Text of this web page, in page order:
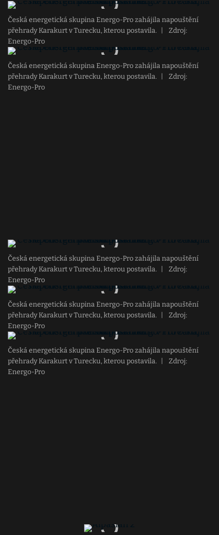
Česká energetická skupina Energo-Pro zahájila napouštění
přehrady Karakurt v Turecku, kterou postavila.
Zdroj:
Energo-Pro
Česká energetická skupina Energo-Pro zahájila napouštění
přehrady Karakurt v Turecku, kterou postavila.
Zdroj:
Energo-Pro
Česká energetická skupina Energo-Pro zahájila napouštění
přehrady Karakurt v Turecku, kterou postavila.
Zdroj:
Energo-Pro
Česká energetická skupina Energo-Pro zahájila napouštění
přehrady Karakurt v Turecku, kterou postavila.
Zdroj:
Energo-Pro
Česká energetická skupina Energo-Pro zahájila napouštění
přehrady Karakurt v Turecku, kterou postavila.
Zdroj:
Energo-Pro